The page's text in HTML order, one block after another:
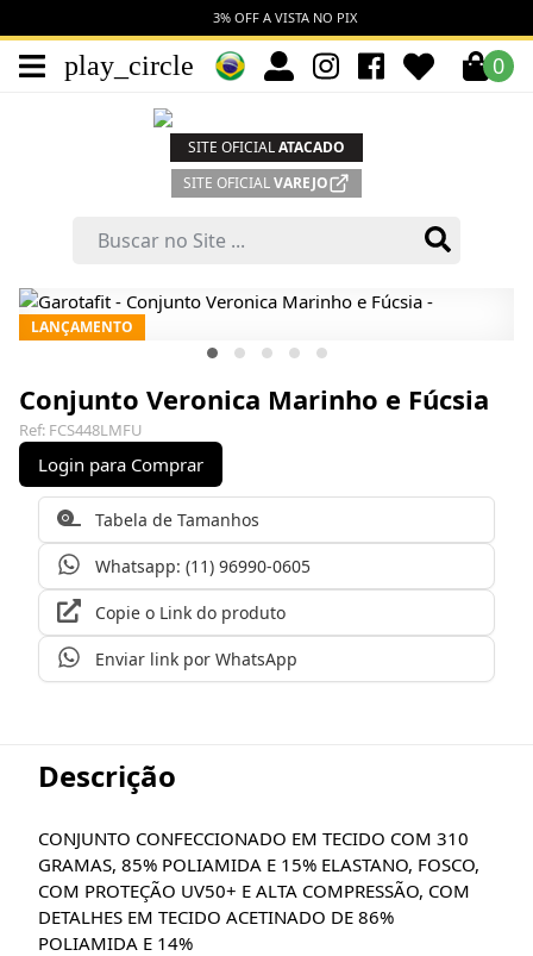
3% OFF A VISTA NO PIX
play_circle 0
SITE OFICIALATACADO
SITE OFICIALVAREJO
LANÇAMENTO
Conjunto Veronica Marinho e Fúcsia
Ref: FCS448LMFU
Login para Comprar
Tabela de Tamanhos
Whatsapp: (11) 96990-0605
Copie o Link do produto
Enviar link por WhatsApp
Descrição
CONJUNTO CONFECCIONADO EM TECIDO COM 310
GRAMAS, 85% POLIAMIDA E 15% ELASTANO, FOSCO,
COM PROTEÇÃO UV50+ E ALTA COMPRESSÃO, COM
DETALHES EM TECIDO ACETINADO DE 86%
POLIAMIDA E 14%